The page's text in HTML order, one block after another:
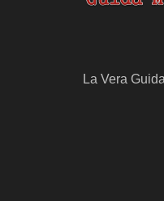
La Vera